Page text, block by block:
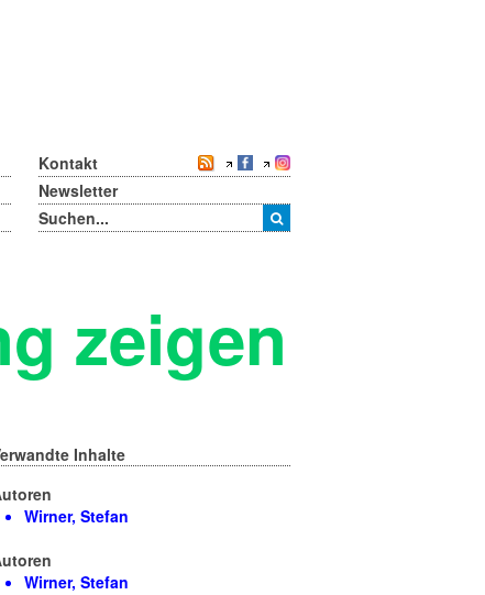
Kontakt
Newsletter
zeigen
Inhalte
Wirner, Stefan
Wirner, Stefan